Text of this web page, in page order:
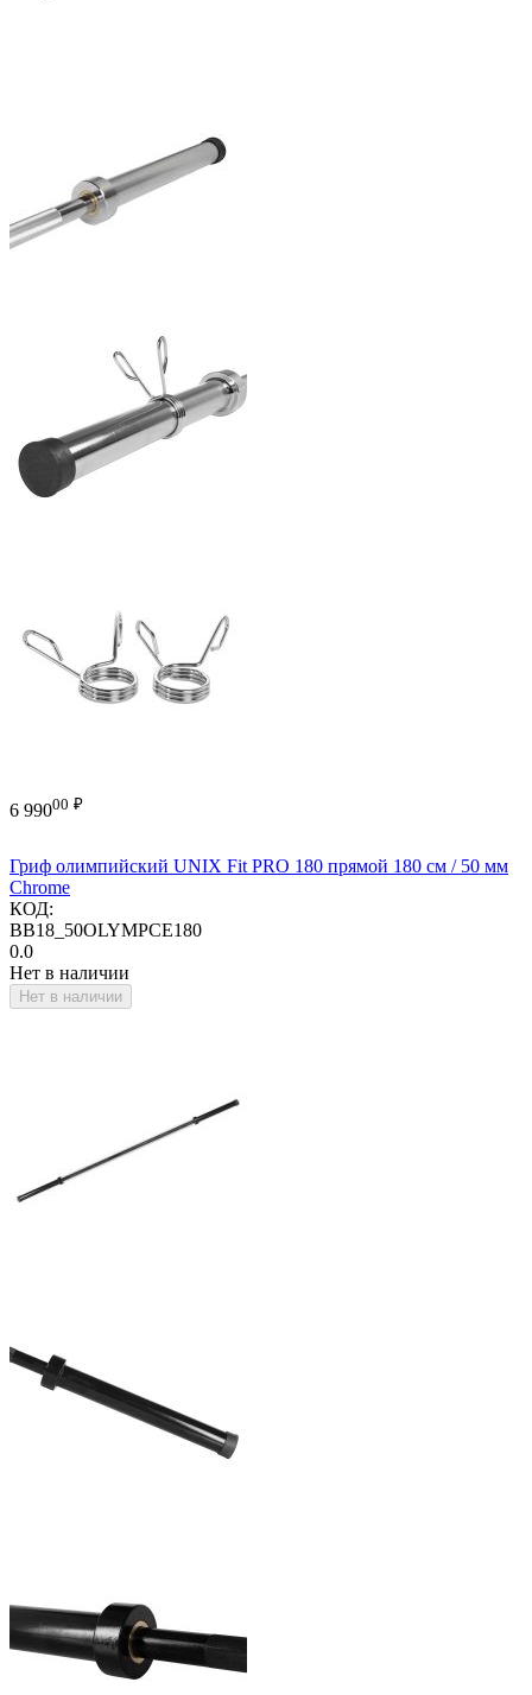
6 99000 ₽
Гриф олимпийский UNIX Fit PRO 180 прямой 180 см / 50 мм
Chrome
КОД:
BB18_50OLYMPCE180
0.0
Нет в наличии
Нет в наличии